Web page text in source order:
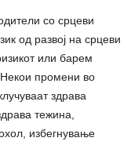
со срцеви
од развој на срцеви
или барем
промени во
здрава
тежина,
избегнување